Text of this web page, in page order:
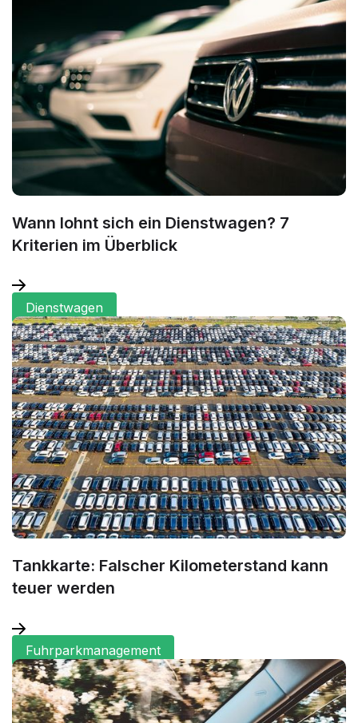
Wann lohnt sich ein Dienstwagen? 7
Kriterien im Überblick
Dienstwagen
Tankkarte: Falscher Kilometerstand kann
teuer werden
Fuhrparkmanagement